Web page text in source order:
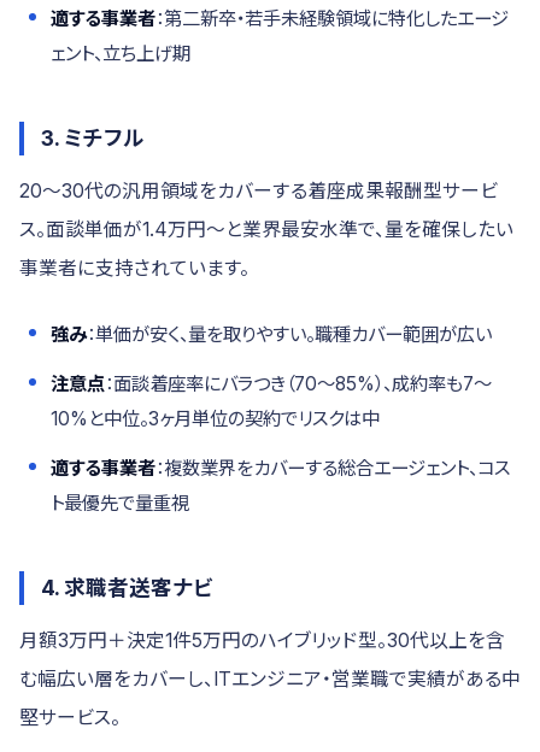
適する事業者：第二新卒・若手未経験領域に特化したエージ
ェント、立ち上げ期
3. ミチフル
20〜30代の汎用領域をカバーする着座成果報酬型サービ
ス。面談単価が1.4万円〜と業界最安水準で、量を確保したい
事業者に支持されています。
強み：単価が安く、量を取りやすい。職種カバー範囲が広い
注意点 ：面談着座率にバラつき（70〜85%）、成約率も7〜
10%と中位。3ヶ月単位の契約でリスクは中
適する事業者：複数業界をカバーする総合エージェント、コス
ト最優先で量重視
4. 求職者送客ナビ
月額3万円＋決定1件5万円のハイブリッド型。30代以上を含
む幅広い層をカバーし、ITエンジニア・営業職で実績がある中
堅サービス。